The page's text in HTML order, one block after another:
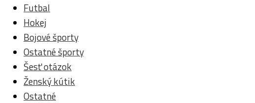
Futbal
Hokej
Bojové športy
Ostatné športy
Šesť otázok
Ženský kútik
Ostatné